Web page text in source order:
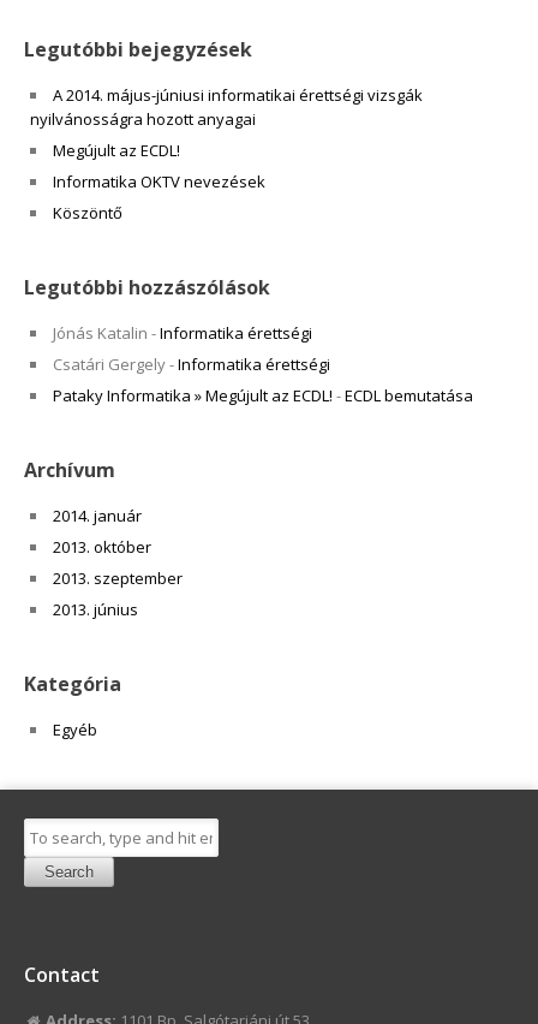
Legutóbbi bejegyzések
A 2014. május-júniusi informatikai érettségi vizsgák
nyilvánosságra hozott anyagai
Megújult az ECDL!
Informatika OKTV nevezések
Köszöntő
Legutóbbi hozzászólások
Jónás Katalin -Informatika érettségi
Csatári Gergely-Informatika érettségi
Pataky Informatika » Megújult az ECDL! -ECDL bemutatása
Archívum
2014. január
2013. október
2013. szeptember
2013. június
Kategória
Egyéb
Search
Contact